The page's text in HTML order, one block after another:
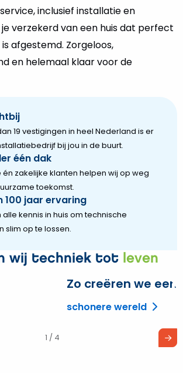
inclusief installatie en
verzekerd van een huis dat perfect
afgestemd. Zorgeloos,
en helemaal klaar voor de
19 vestigingen in heel Nederland is er
bij jou in de buurt.
één dak
én zakelijke klanten helpen wij op weg
toekomst.
100 jaar ervaring
kennis in huis om technische
slim op te lossen.
wij techniek tot leven
Zo creëren we een
schonere wereld
1 / 4